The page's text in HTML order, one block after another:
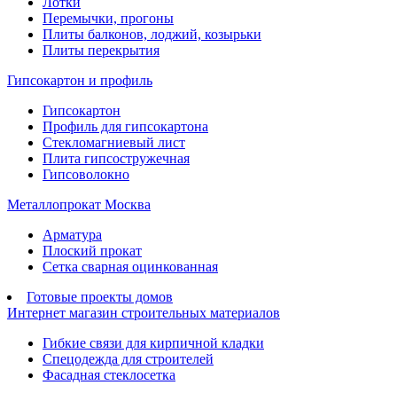
Перемычки, прогоны
Плиты балконов, лоджий, козырьки
Плиты перекрытия
Гипсокартон и профиль
Гипсокартон
Профиль для гипсокартона
Стекломагниевый лист
Плита гипсостружечная
Гипсоволокно
Металлопрокат Москва
Арматура
Плоский прокат
Сетка сварная оцинкованная
Готовые проекты домов
Интернет магазин строительных материалов
Гибкие связи для кирпичной кладки
Спецодежда для строителей
Фасадная стеклосетка